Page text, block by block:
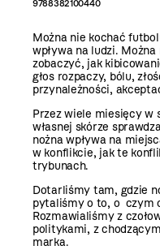
9788382100440
Można nie kochać
wpływa na ludzi.
zobaczyć, jak
głos rozpaczy, bólu,
przynależności,
Przez wiele miesięcy w
własnej skórze
nożna wpływa na
w konflikcie, jak te
trybunach.
Dotarliśmy tam, gdzie
pytaliśmy o to, o czym
Rozmawialiśmy z
politykami, z
marka.